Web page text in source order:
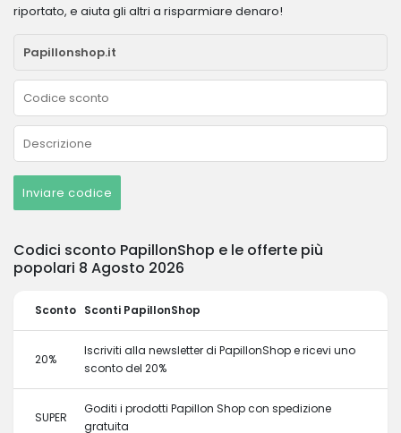
riportato, e aiuta gli altri a risparmiare denaro!
Inviare codice
Codici sconto PapillonShop e le offerte più
popolari 8 Agosto 2026
Sconto Sconti PapillonShop
20%
Iscriviti alla newsletter di PapillonShop e ricevi uno
sconto del 20%
SUPER
Goditi i prodotti Papillon Shop con spedizione
gratuita